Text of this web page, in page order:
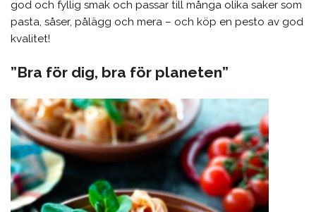
god och fyllig smak och passar till många olika saker som
pasta, såser, pålägg och mera – och köp en pesto av god
kvalitet!
”Bra för dig, bra för planeten”